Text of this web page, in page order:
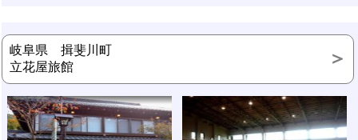
岐阜県 揖斐川町
立花屋旅館